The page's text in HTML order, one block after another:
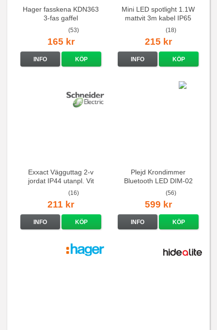
Hager fasskena KDN363
3-fas gaffel
(53)
165 kr
INFO KÖP
Mini LED spotlight 1.1W
mattvit 3m kabel IP65
(18)
215 kr
INFO KÖP
Exxact Vägguttag 2-v
jordat IP44 utanpl. Vit
(16)
211 kr
INFO KÖP
Plejd Krondimmer
Bluetooth LED DIM-02
(56)
599 kr
INFO KÖP